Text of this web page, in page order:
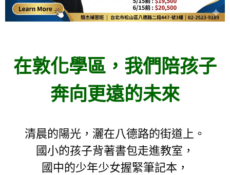
在敦化學區，我們陪孩子
奔向更遠的未來
清晨的陽光，灑在八德路的街道上。
國小的孩子背著書包走進教室，
國中的少年少女握緊筆記本，